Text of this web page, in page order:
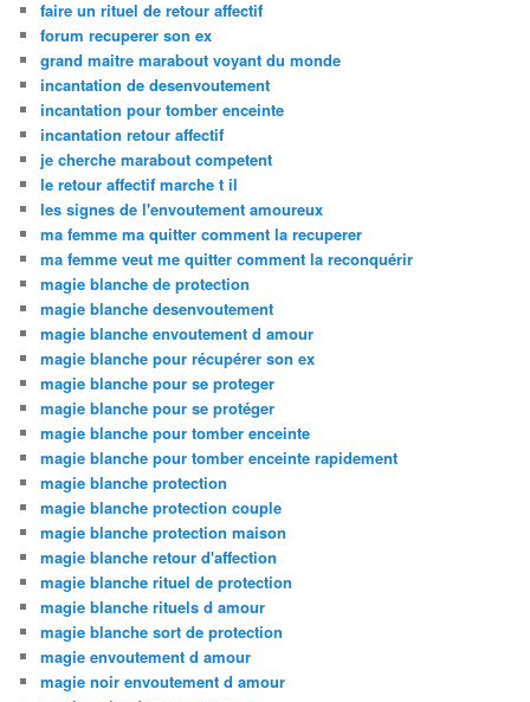
faire un rituel de retour affectif
forum recuperer son ex
grand maitre marabout voyant du monde
incantation de desenvoutement
incantation pour tomber enceinte
incantation retour affectif
je cherche marabout competent
le retour affectif marche t il
les signes de l'envoutement amoureux
ma femme ma quitter comment la recuperer
ma femme veut me quitter comment la reconquérir
magie blanche de protection
magie blanche desenvoutement
magie blanche envoutement d amour
magie blanche pour récupérer son ex
magie blanche pour se proteger
magie blanche pour se protéger
magie blanche pour tomber enceinte
magie blanche pour tomber enceinte rapidement
magie blanche protection
magie blanche protection couple
magie blanche protection maison
magie blanche retour d'affection
magie blanche rituel de protection
magie blanche rituels d amour
magie blanche sort de protection
magie envoutement d amour
magie noir envoutement d amour